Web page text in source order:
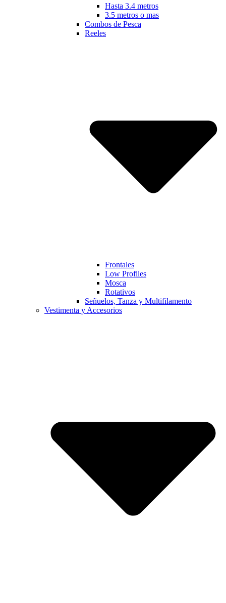
Hasta 3.4 metros
3.5 metros o mas
Combos de Pesca
Reeles
Frontales
Low Profiles
Mosca
Rotativos
Señuelos, Tanza y Multifilamento
Vestimenta y Accesorios